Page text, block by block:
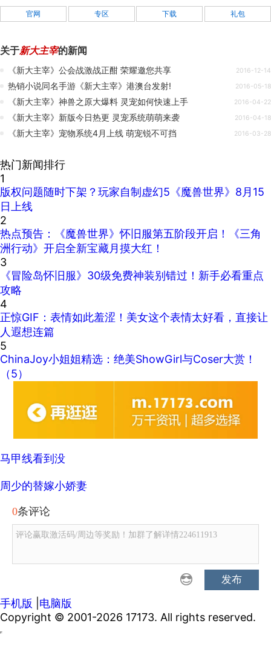
官网 专区 下载 礼包
关于新大主宰的新闻
《新大主宰》公会战激战正酣 荣耀邀您共享 2016-12-14
热销小说同名手游《新大主宰》港澳台发射! 2016-05-18
《新大主宰》神兽之原大爆料 灵宠如何快速上手 2016-04-22
《新大主宰》新版今日热更 灵宠系统萌萌来袭 2016-04-18
《新大主宰》宠物系统4月上线 萌宠锐不可挡 2016-03-28
热门新闻排行
1
版权问题随时下架？玩家自制虚幻5《魔兽世界》8月15
日上线
2
热点预告：《魔兽世界》怀旧服第五阶段开启！《三角
洲行动》开启全新宝藏月摸大红！
3
《冒险岛怀旧服》30级免费神装别错过！新手必看重点
攻略
4
正惊GIF：表情如此羞涩！美女这个表情太好看，直接让
人遐想连篇
5
ChinaJoy小姐姐精选：绝美ShowGirl与Coser大赏！
（5）
马甲线看到没
周少的替嫁小娇妻
0条评论
评论赢取激活码/周边等奖励！加群了解详情224611913
发布
手机版
电脑版
Copyright © 2001-2026 17173. All rights reserved.